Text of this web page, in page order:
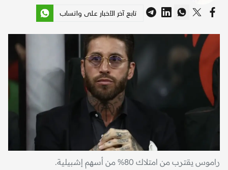
تابع آخر الأخبار على واتساب
راموس يقترب من امتلاك 80% من أسهم إشبيلية.